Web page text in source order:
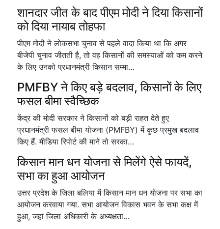
शानदार जीत के बाद पीएम मोदी ने दिया किसानों
को दिया नायाब तोहफा
पीएम मोदी ने लोकसभा चुनाव से पहले वादा किया था कि अगर
बीजेपी चुनाव जीतती है, तो वह किसानों की समस्याओं को कम करने
के लिए उनको प्रधानमंत्री किसान सम्मा…
PMFBY ने किए बड़े बदलाव, किसानों के लिए
फसल बीमा स्वैच्छिक
केंद्र की मोदी सरकार ने किसानों को बड़ी राहत देते हुए
प्रधानमंत्री फसल बीमा योजना (PMFBY) में कुछ प्रमुख बदलाव
किए हैं. मीडिया रिपोर्ट की माने तो सरका…
किसान मान धन योजना से मिलेंगे ऐसे फायदें,
सभा का हुआ आयोजन
उत्तर प्रदेश के जिला बलिया में किसान मान धन योजना पर सभा का
आयोजन करवाया गया. सभा आयोजन विकास भवन के सभा कक्ष में
हुआ, जहां जिला अधिकारी के अध्यक्षता…